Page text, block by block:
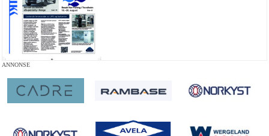
ANNONSE